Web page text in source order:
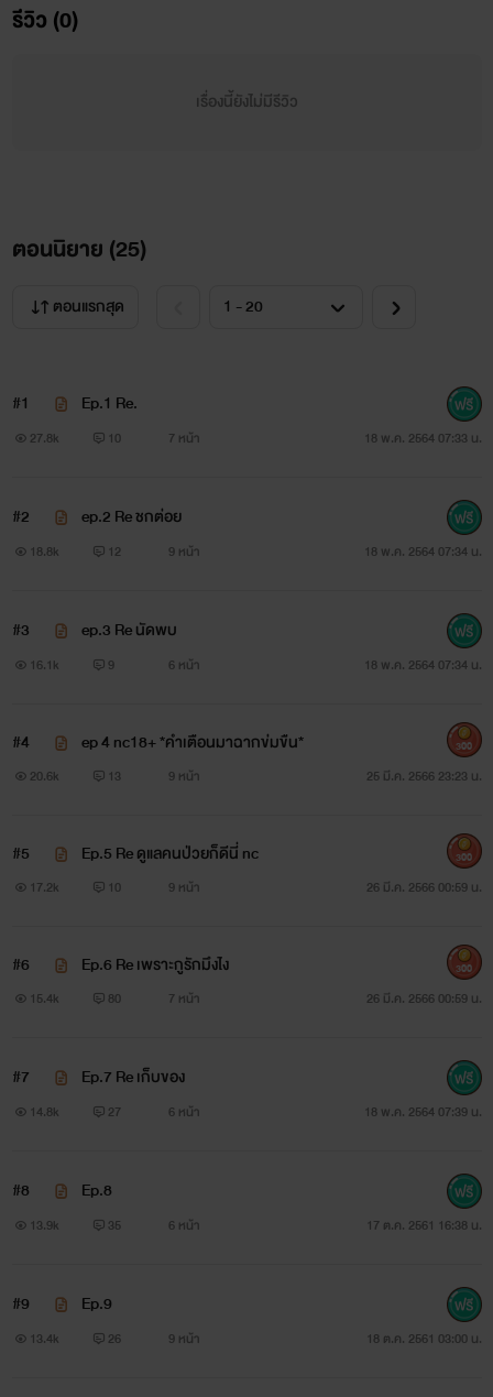
ผัว
ขนมปัง
รีวิว (0)
เรื่องนี้ยังไม่มีรีวิว
ตอนนิยาย (25)
ตอนแรกสุด
#1 Ep.1 Re.
27.8k 10 7 หน้า 18 พ.ค. 2564 07:33 น.
#2 ep.2 Re ชกต่อย
18.8k 12 9 หน้า 18 พ.ค. 2564 07:34 น.
#3 ep.3 Re นัดพบ
16.1k 9 6 หน้า 18 พ.ค. 2564 07:34 น.
#4 ep 4 nc18+ *คำเตือนมาฉากข่มขืน*
20.6k 13 9 หน้า 25 มี.ค. 2566 23:23 น.
300
#5 Ep.5 Re ดูแลคนป่วยก็ดีนี่ nc
17.2k 10 9 หน้า 26 มี.ค. 2566 00:59 น.
300
#6 Ep.6 Re เพราะกูรักมึงไง
15.4k 80 7 หน้า 26 มี.ค. 2566 00:59 น.
300
#7 Ep.7 Re เก็บของ
14.8k 27 6 หน้า 18 พ.ค. 2564 07:39 น.
#8 Ep.8
13.9k 35 6 หน้า 17 ต.ค. 2561 16:38 น.
#9 Ep.9
13.4k 26 9 หน้า 18 ต.ค. 2561 03:00 น.